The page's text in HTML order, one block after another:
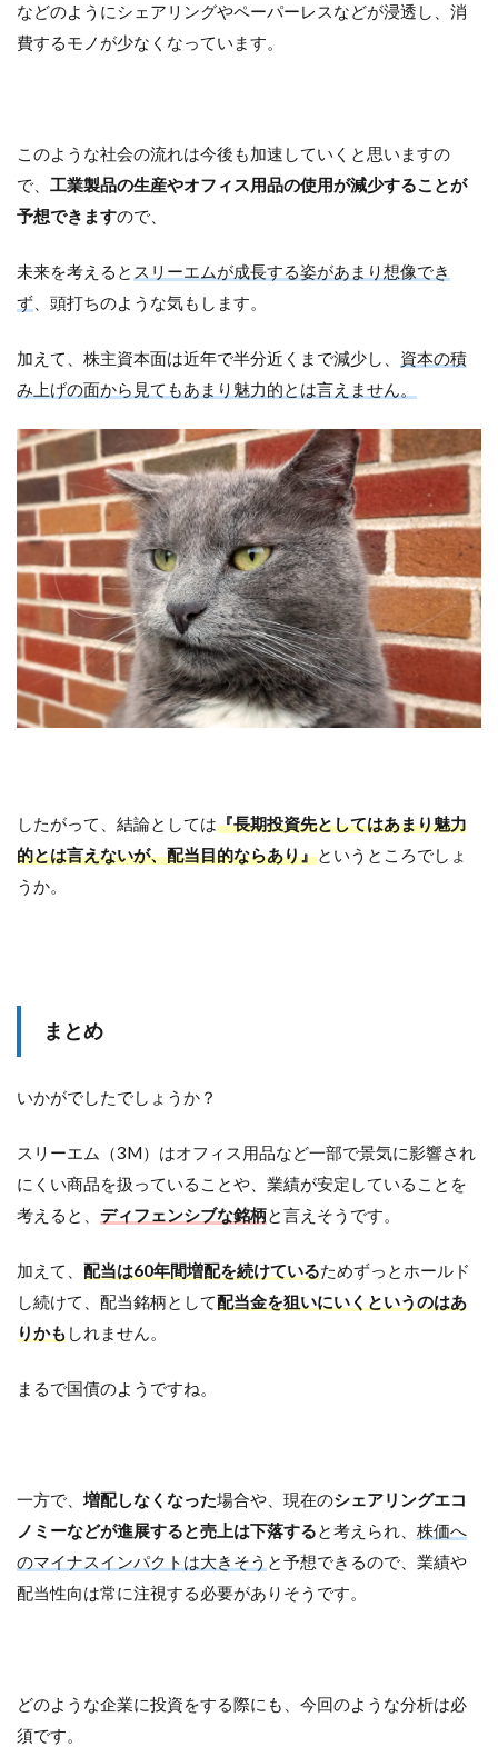
などのようにシェアリングやペーパーレスなどが浸透し、消
費するモノが少なくなっています。
このような社会の流れは今後も加速していくと思いますの
で、 工業製品の生産やオフィス用品の使用が減少することが
予想できますので、
未来を考えると スリーエムが成長する姿があまり想像でき
ず 、頭打ちのような気もします。
加えて、株主資本面は近年で半分近くまで減少し、 資本の積
み上げの面から見てもあまり魅力的とは言えません。
したがって、結論としては『長期投資先としてはあまり魅力
的とは言えないが、配当目的ならあり』というところでしょ
うか。
まとめ
いかがでしたでしょうか？
スリーエム（3M）はオフィス用品など一部で景気に影響され
にくい商品を扱っていることや、業績が安定していることを
考えると、 ディフェンシブな銘柄と言えそうです。
加えて、 配当は60年間増配を続けているためずっとホールド
し続けて、配当銘柄として配当金を狙いにいくというのはあ
りかも しれません。
まるで国債のようですね。
一方で、 増配しなくなった場合や、現在のシェアリングエコ
ノミーなどが進展すると売上は下落すると考えられ、 株価へ
のマイナスインパクトは大きそう と予想できるので、業績や
配当性向は常に注視する必要がありそうです。
どのような企業に投資をする際にも、今回のような分析は必
須です。